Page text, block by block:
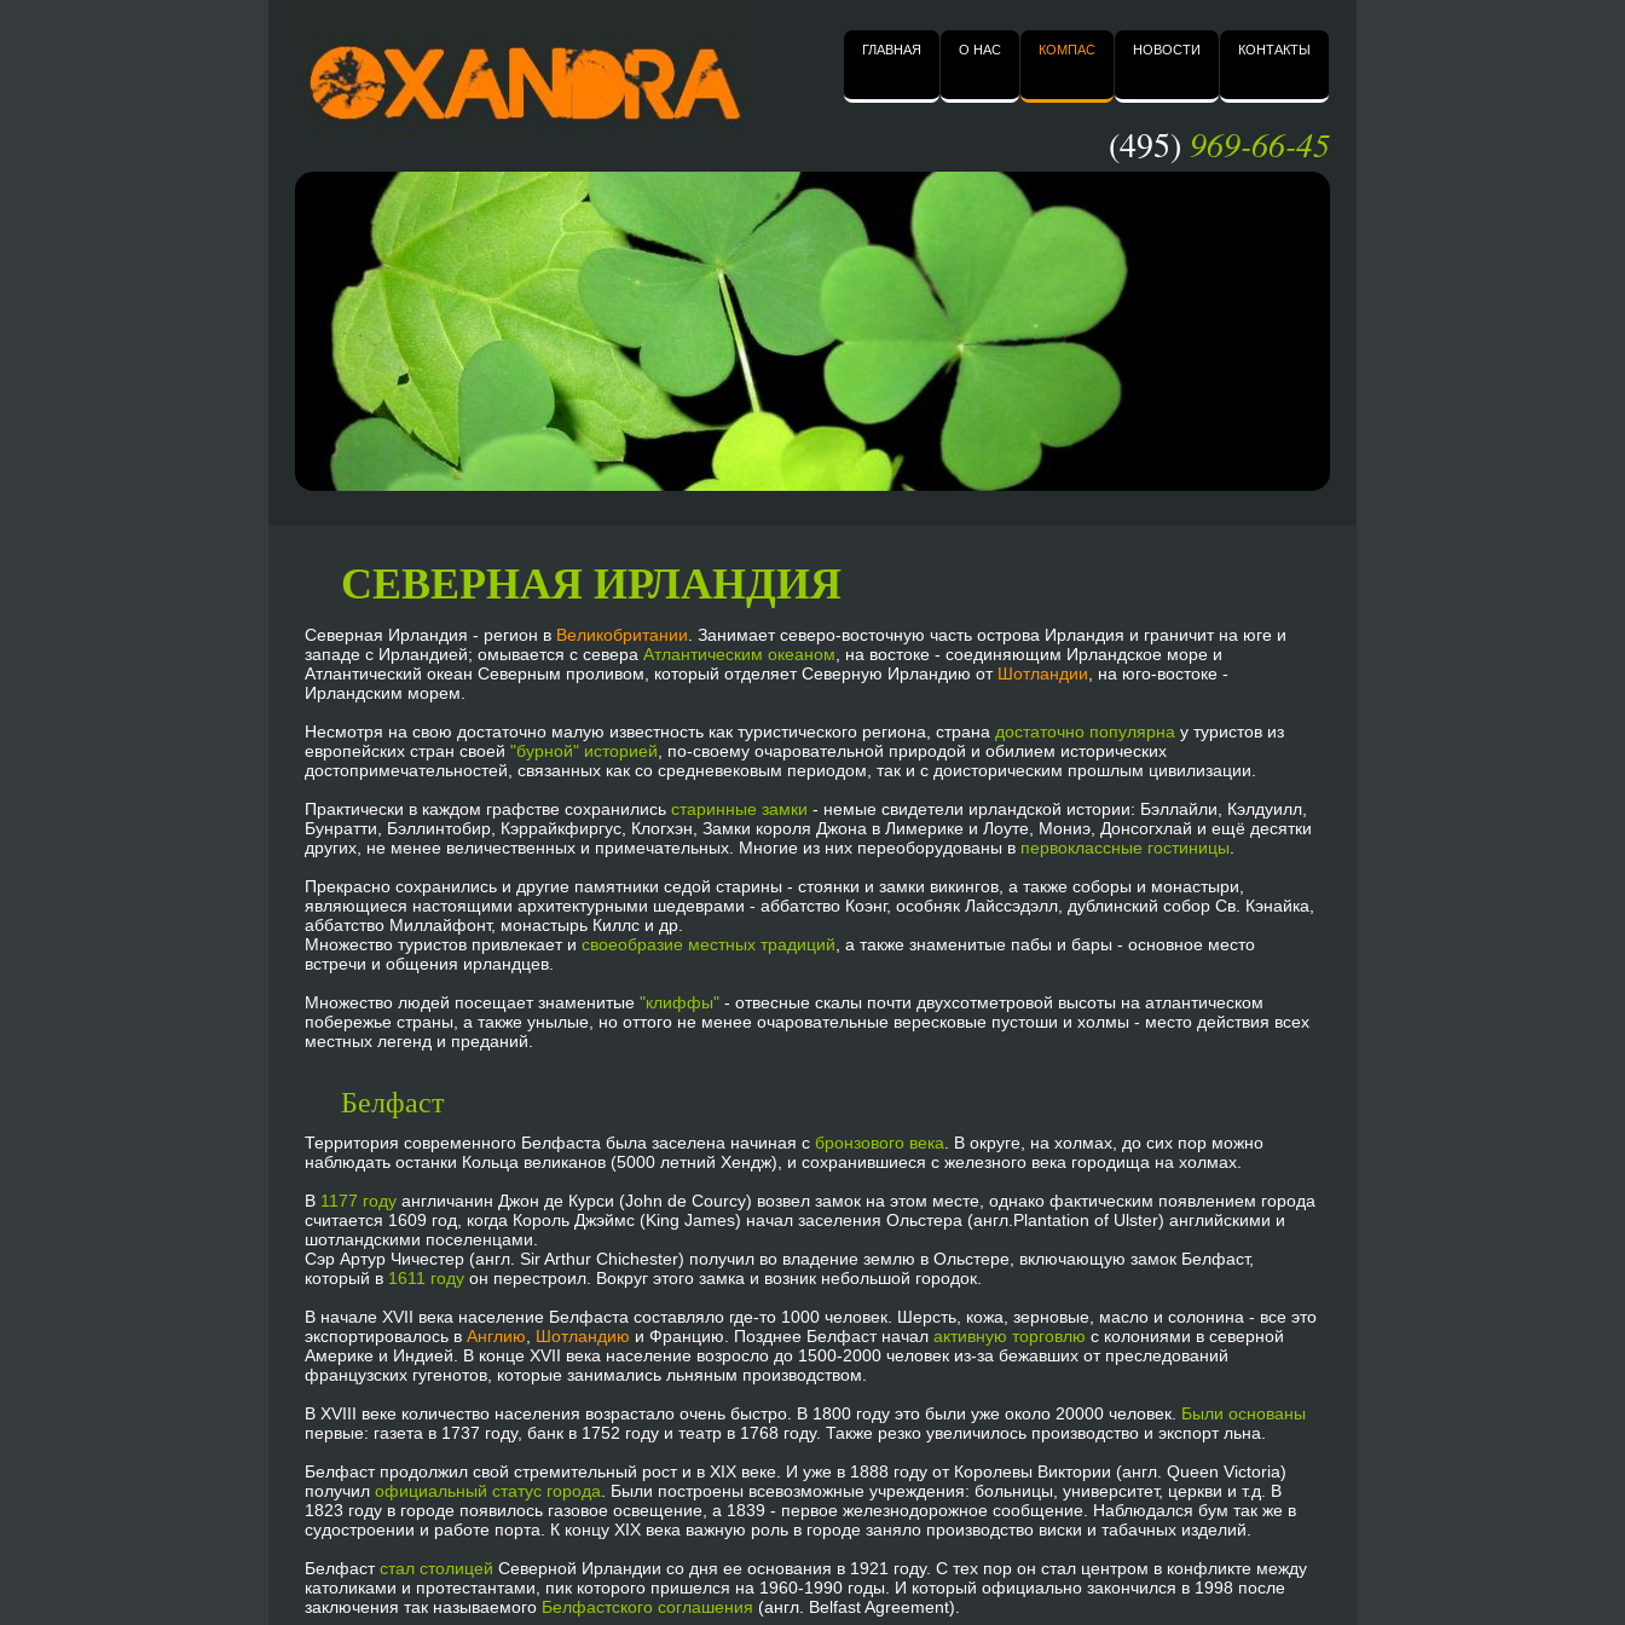
ГЛАВНАЯ O НАС КОМПАС НОВОСТИ КОНТАКТЫ
(495) 969-66-45
СЕВЕРНАЯ ИРЛАНДИЯ
Северная Ирландия - регион в Великобритании . Занимает северо-восточную часть острова Ирландия и граничит на юге и
западе с Ирландией; омывается с севера Атлантическим океаном , на востоке - соединяющим Ирландское море и
Атлантический океан Северным проливом, который отделяет Северную Ирландию от Шотландии , на юго-востоке -
Ирландским морем.
Несмотря на свою достаточно малую известность как туристического региона, страна достаточно популярна у туристов из
европейских стран своей "бурной" историей , по-своему очаровательной природой и обилием исторических
достопримечательностей, связанных как со средневековым периодом, так и с доисторическим прошлым цивилизации.
Практически в каждом графстве сохранились старинные замки - немые свидетели ирландской истории: Бэллайли, Кэлдуилл,
Бунратти, Бэллинтобир, Кэррайкфиргус, Клогхэн, Замки короля Джона в Лимерике и Лоуте, Мониэ, Донсогхлай и ещё десятки
других, не менее величественных и примечательных. Многие из них переоборудованы в первоклассные гостиницы
Прекрасно сохранились и другие памятники седой старины - стоянки и замки викингов, а также соборы и монастыри,
являющиеся настоящими архитектурными шедеврами - аббатство Коэнг, особняк Лайссэдэлл, дублинский собор Св. Кэнайка,
аббатство Миллайфонт, монастырь Киллс и др.
Множество туристов привлекает и своеобразие местных традиций , а также знаменитые пабы и бары - основное место
встречи и общения ирландцев.
Множество людей посещает знаменитые "клиффы" - отвесные скалы почти двухсотметровой высоты на атлантическом
побережье страны, а также унылые, но оттого не менее очаровательные вересковые пустоши и холмы - место действия всех
местных легенд и преданий.
Белфаст
Территория современного Белфаста была заселена начиная с бронзового века . В округе, на холмах, до сих пор можно
наблюдать останки Кольца великанов (5000 летний Хендж), и сохранившиеся с железного века городища на холмах.
В 1177 году англичанин Джон де Курси (John de Courcy) возвел замок на этом месте, однако фактическим появлением города
считается 1609 год, когда Король Джэймс (King James) начал заселения Ольстера (англ.Plantation of Ulster) английскими и
шотландскими поселенцами.
Сэр Артур Чичестер (англ. Sir Arthur Chichester) получил во владение землю в Ольстере, включающую замок Белфаст,
который в 1611 году он перестроил. Вокруг этого замка и возник небольшой городок.
В начале XVII века население Белфаста составляло где-то 1000 человек. Шерсть, кожа, зерновые, масло и солонина - все это
экспортировалось в Англию Шотландию и Францию. Позднее Белфаст начал активную торговлю с колониями в северной
Америке и Индией. В конце XVII века население возросло до 1500-2000 человек из-за бежавших от преследований
французских гугенотов, которые занимались льняным производством.
В XVIII веке количество населения возрастало очень быстро. B 1800 году это были уже около 20000 человек. Были основаны
первые: газета в 1737 году, банк в 1752 году и театр в 1768 году. Также резко увеличилось производство и экспорт льна.
Белфаст продолжил свой стремительный рост и в XIX веке. И уже в 1888 году от Королевы Виктории (англ. Queen Victoria)
получил официальный статус города . Были построены всевозможные учреждения: больницы, университет, церкви и т.д. В
1823 году в городе появилось газовое освещение, а 1839 - первое железнодорожное сообщение. Наблюдался бум так же в
судостроении и работе порта. К концу XIX века важную роль в городе заняло производство виски и табачных изделий.
Белфастстал столицей Северной Ирландии со дня ее основания в 1921 году. С тех пор он стал центром в конфликте между
католиками и протестантами, пик которого пришелся на 1960-1990 годы. И который официально закончился в 1998 после
заключения так называемого Белфастского соглашения (англ. Belfast Agreement).